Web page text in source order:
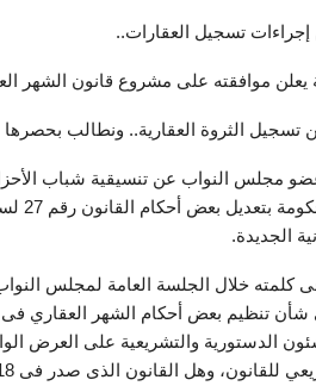
إجراءات تسجيل العقارات..
موافقته على مشروع قانون الشهر
تسجيل الثروة العقارية.. ونطالب
مجلس النواب عن تنسيقية شباب
الجديدة.
كلمته خلال الجلسة العامة لمجلس
رقم 27 لسنة 2018 فى شأن تنظيم بعض أحكام
الدستورية والتشريعية على العرض